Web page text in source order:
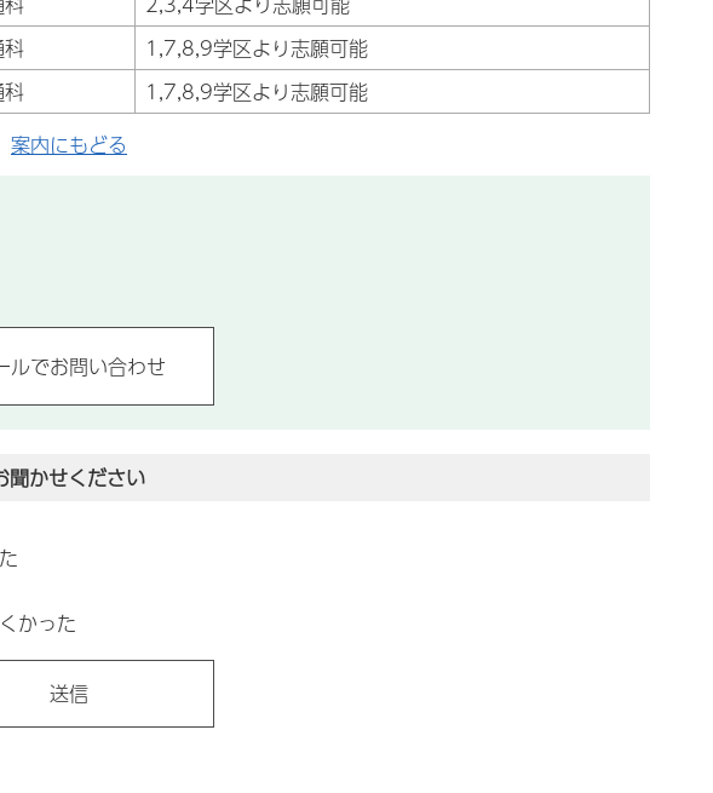
1,7,8,9学区より志願可能
1,7,8,9学区より志願可能
案内にもどる
聞かせください
かった